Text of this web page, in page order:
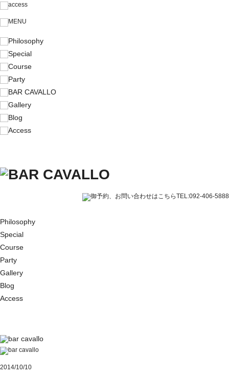
Philosophy
Special
Course
Party
Gallery
Blog
Access
2014/10/10